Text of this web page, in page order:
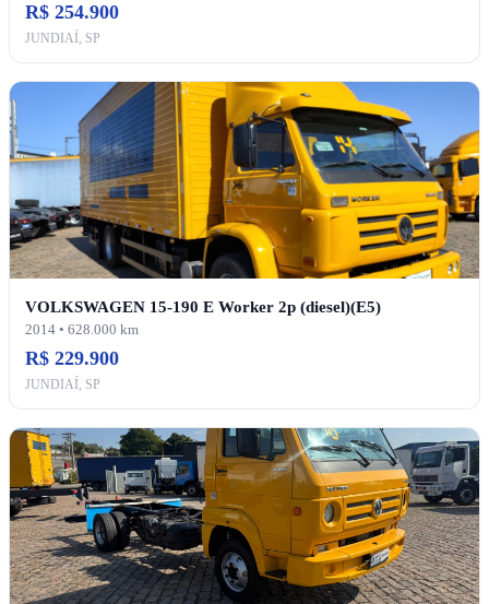
R$ 254.900
JUNDIAÍ, SP
VOLKSWAGEN 15-190 E Worker 2p (diesel)(E5)
2014 • 628.000 km
R$ 229.900
JUNDIAÍ, SP